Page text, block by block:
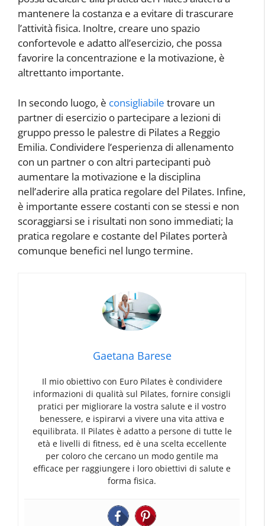
mantenere la costanza e a evitare di trascurare
l’attività fisica. Inoltre, creare uno spazio
confortevole e adatto all’esercizio, che possa
favorire la concentrazione e la motivazione, è
altrettanto importante.
In secondo luogo, è consigliabile trovare un
partner di esercizio o partecipare a lezioni di
gruppo presso le palestre di Pilates a Reggio
Emilia. Condividere l’esperienza di allenamento
con un partner o con altri partecipanti può
aumentare la motivazione e la disciplina
nell’aderire alla pratica regolare del Pilates. Infine,
è importante essere costanti con se stessi e non
scoraggiarsi se i risultati non sono immediati; la
pratica regolare e costante del Pilates porterà
comunque benefici nel lungo termine.
Gaetana Barese
Il mio obiettivo con Euro Pilates è condividere
informazioni di qualità sul Pilates, fornire consigli
pratici per migliorare la vostra salute e il vostro
benessere, e ispirarvi a vivere una vita attiva e
equilibrata. Il Pilates è adatto a persone di tutte le
età e livelli di fitness, ed è una scelta eccellente
per coloro che cercano un modo gentile ma
efficace per raggiungere i loro obiettivi di salute e
forma fisica.